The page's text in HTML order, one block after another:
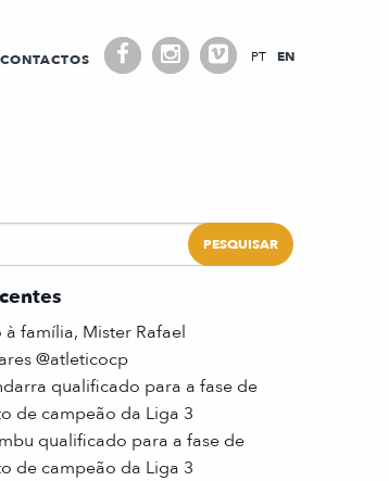
CONTACTOS PT EN
à família, Mister Rafael
@atleticocp
qualificado para a fase de
de campeão da Liga 3
qualificado para a fase de
de campeão da Liga 3